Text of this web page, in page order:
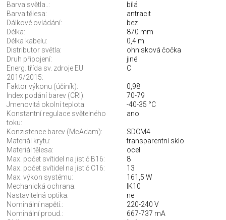
Barva světla..:
bílá
Barva tělesa:
antracit
Dálkové ovládání:
bez
Délka:
870 mm
Délka kabelu:
0,4 m
Distributor světla:
ohnisková čočka
Druh připojení:
jiné
Energ. třída sv. zdroje EU
2019/2015:
C
Faktor výkonu (účiník):
0,98
Index podání barev (CRI):
70-79
Jmenovitá okolní teplota:
-40-35 °C
Konstantní regulace světelného
toku:
ano
Konzistence barev (McAdam):
SDCM4
Materiál krytu:
transparentní sklo
Materiál tělesa:
ocel
Max. počet svítidel na jistič B16:
8
Max. počet svítidel na jistič C16:
13
Max. výkon systému:
161,5 W
Mechanická ochrana:
IK10
Nastavitelná optika:
ne
Nominální napětí.:
220-240 V
Nominální proud.:
667-737 mA